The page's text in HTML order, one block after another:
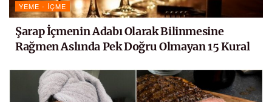
YEME - İÇME
Şarap İçmenin Adabı Olarak Bilinmesine
Rağmen Aslında Pek Doğru Olmayan 15 Kural